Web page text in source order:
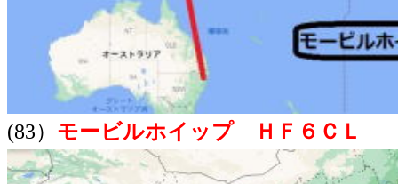
(83） モービルホイップ ＨＦ６ＣＬ